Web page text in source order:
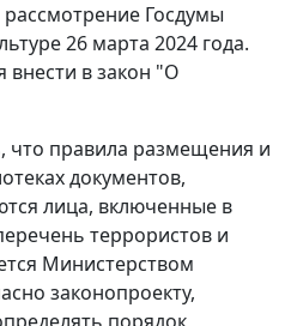
Госдумы
26 марта 2024 года.
внести в закон "О
что правила размещения и
документов,
лица, включенные в
террористов и
Министерством
законопроекту,